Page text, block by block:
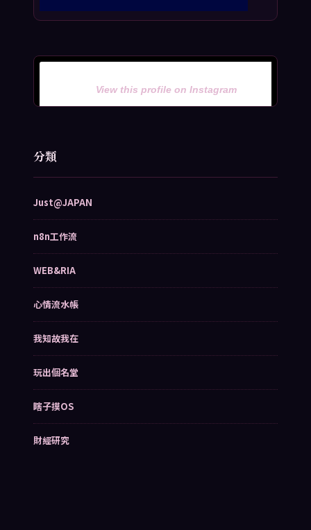
View this profile on Instagram
分類
Just@JAPAN
n8n工作流
WEB&RIA
心情流水帳
我知故我在
玩出個名堂
瞎子摸OS
財經研究